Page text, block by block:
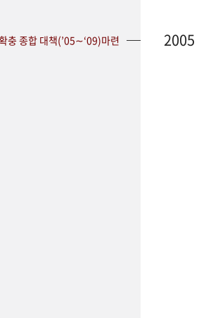
충 종합 대책(’05∼‘09)마련 2005